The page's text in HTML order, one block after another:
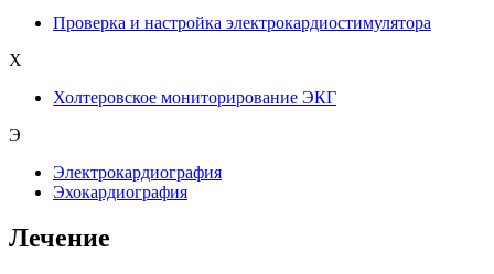
Проверка и настройка электрокардиостимулятора
Х
Холтеровское мониторирование ЭКГ
Э
Электрокардиография
Эхокардиография
Лечение